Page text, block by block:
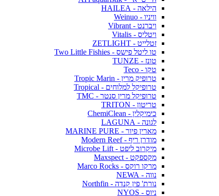
הילאה - HAILEA
וויניו - Weinuo
ויברנט - Vibrant
ויטליס - Vitalis
זטלייט - ZETLIGHT
טו ליטל פישס - Two Little Fishies
טונז - TUNZE
טקו - Teco
טרופיק מרין - Tropic Marin
טרופיקל למלוחים - Tropical
טרופיקל מרין סנטר - TMC
טריטון - TRITON
כימיקלין - ChemiClean
לגונה - LAGUNA
מארין פיור - MARINE PURE
מודרן ריף - Modern Reef
מיקרוב ליפט - Microbe Lift
מקספקט - Maxspect
מרקו רוקס - Marco Rocks
נווה - NEWA
נורת' פין קנדה - Northfin
ניוס - NYOS